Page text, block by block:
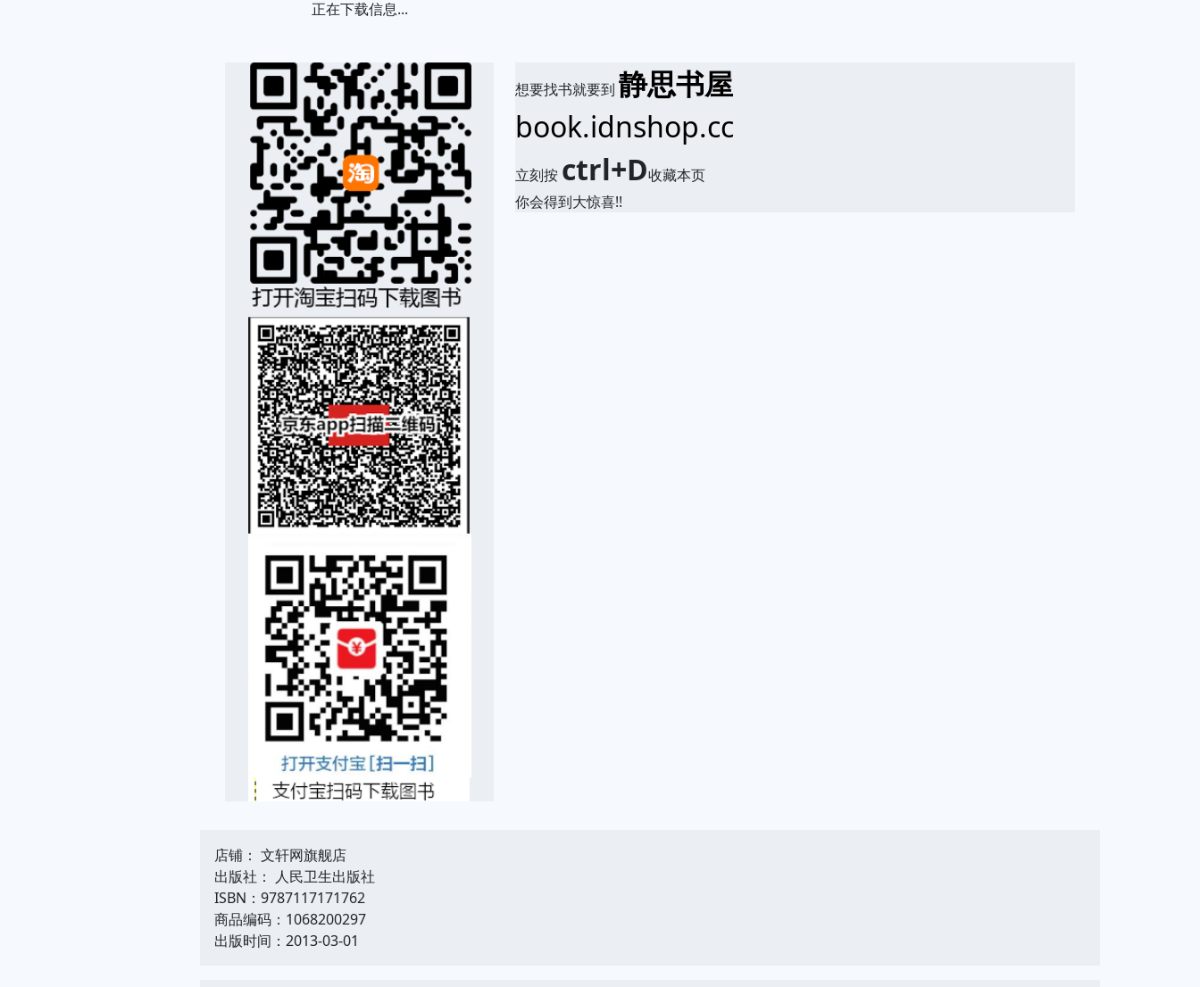
正在下载信息...
想要找书就要到静思书屋
book.idnshop.cc
立刻按 ctrl+D收藏本页
你会得到大惊喜!!
店铺： 文轩网旗舰店
出版社： 人民卫生出版社
ISBN：9787117171762
商品编码：1068200297
出版时间：2013-03-01